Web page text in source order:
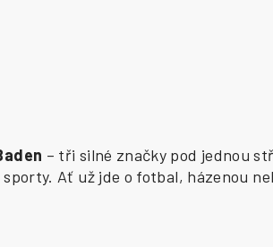
– tři silné značky pod jednou
Ať už jde o fotbal, házenou